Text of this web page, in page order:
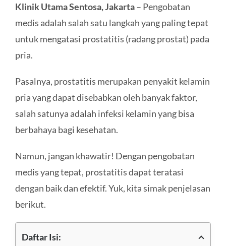
Klinik Utama Sentosa, Jakarta– Pengobatan
medis adalah salah satu langkah yang paling tepat
untuk mengatasi prostatitis (radang prostat) pada
pria.
Pasalnya, prostatitis merupakan penyakit kelamin
pria yang dapat disebabkan oleh banyak faktor,
salah satunya adalah infeksi kelamin yang bisa
berbahaya bagi kesehatan.
Namun, jangan khawatir! Dengan pengobatan
medis yang tepat, prostatitis dapat teratasi
dengan baik dan efektif. Yuk, kita simak penjelasan
berikut.
Daftar Isi: